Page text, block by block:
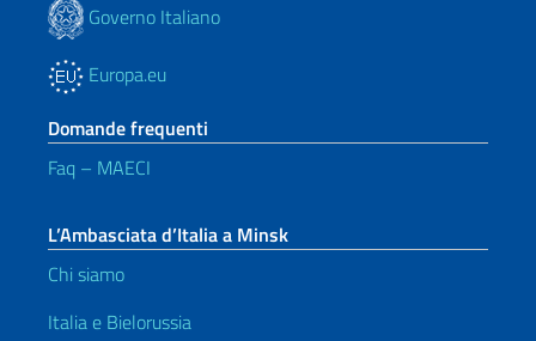
Governo Italiano
Europa.eu
Domande frequenti
Faq – MAECI
L’Ambasciata d’Italia a Minsk
Chi siamo
Italia e Bielorussia